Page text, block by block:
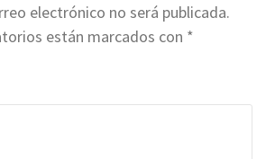
electrónico no será publicada.
están marcados con *